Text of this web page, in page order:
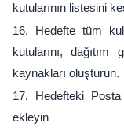
kutularının listesini
16. Hedefte tüm
kutularını, dağıtım
kaynakları oluşturun.
17. Hedefteki
ekleyin